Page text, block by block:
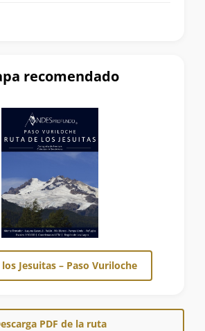
recomendado
Jesuitas – Paso Vuriloche
PDF de la ruta